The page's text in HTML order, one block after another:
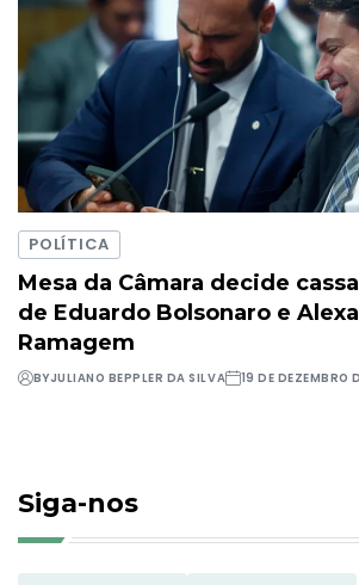
POLÍTICA
Mesa da Câmara decide
de Eduardo Bolsonaro e
Ramagem
BYJULIANO BEPPLER DA SILVA 19 DE DEZEMBRO
Siga-nos